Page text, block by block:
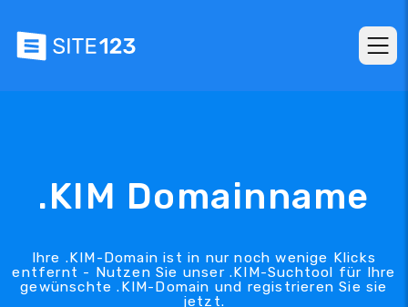
.KIM Domainname
Ihre .KIM-Domain ist in nur noch wenige Klicks
entfernt - Nutzen Sie unser .KIM-Suchtool für Ihre
gewünschte .KIM-Domain und registrieren Sie sie
jetzt.